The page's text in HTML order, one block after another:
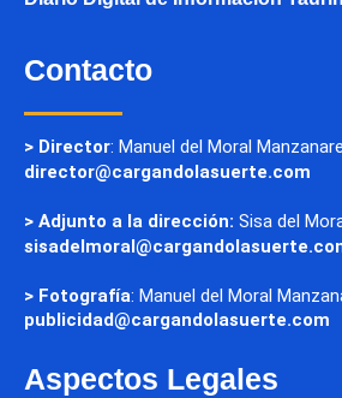
Contacto
> Director: Manuel del Moral
director@cargandolasuerte.com
> Adjunto a la dirección: Sisa del
> Fotografía: Manuel del Moral
publicidad@cargandolasuerte.com
Aspectos Legales